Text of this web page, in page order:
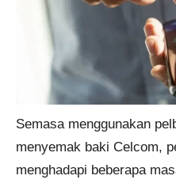
Semasa menggunakan
menyemak baki Celcom,
menghadapi beberapa